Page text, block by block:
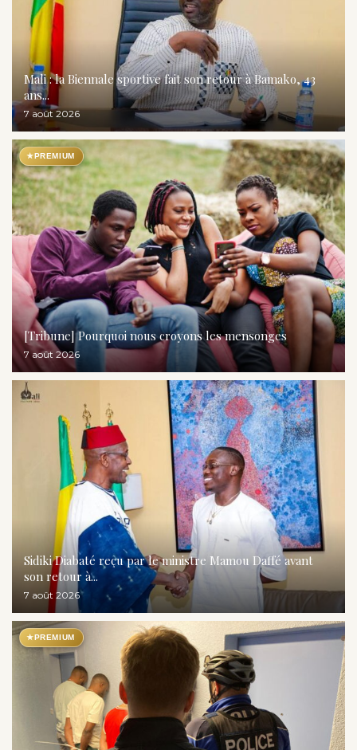
Mali : la Biennale sportive fait son retour à Bamako, 43
ans...
7 août 2026
★PREMIUM
[Tribune] Pourquoi nous croyons les mensonges
7 août 2026
Sidiki Diabaté reçu par le ministre Mamou Daffé avant
son retour à...
7 août 2026
★PREMIUM